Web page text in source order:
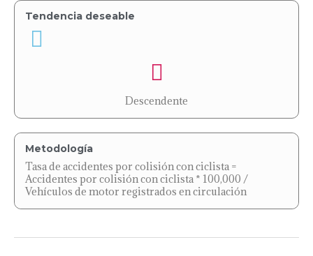
Tendencia deseable
Descendente
Metodología
Tasa de accidentes por colisión con ciclista =
Accidentes por colisión con ciclista * 100,000 /
Vehículos de motor registrados en circulación